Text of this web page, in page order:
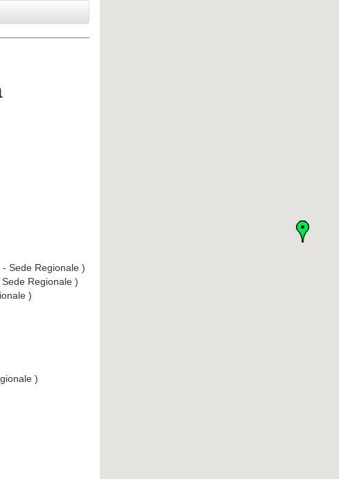
Sede Regionale )
Regionale )
)
)